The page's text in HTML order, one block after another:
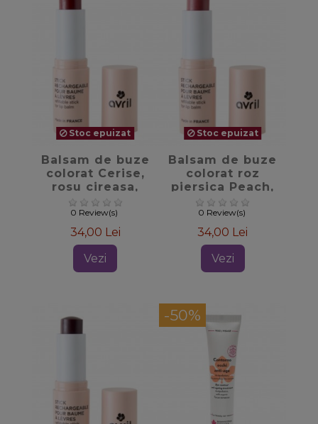
favorite_border
Stoc epuizat
Balsam de buze
colorat Cerise,
rosu cireasa,
4.8gr - Avril
0 Review(s)
34,00 Lei
Vezi
favorite_border
Stoc epuizat
Balsam de buze
colorat roz
piersica Peach,
4.8gr - Avril
0 Review(s)
34,00 Lei
Vezi
-50%